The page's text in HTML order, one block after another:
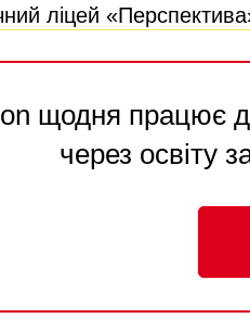
ліцей
щодня працює
через освіту